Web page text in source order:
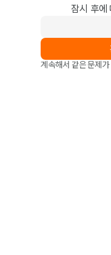
잠시 후에
계속해서 같은 문제